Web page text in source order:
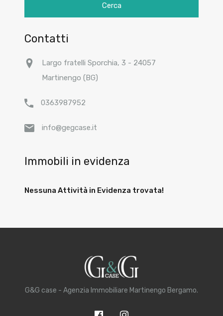
Contatti
Largo fratelli Sporchia, 3 - 24057
Martinengo (BG)
0363987952
info@gegcase.it
Immobili in evidenza
Nessuna Attività in Evidenza trovata!
G&G case - Agenzia Immobiliare Martinengo Bergamo.